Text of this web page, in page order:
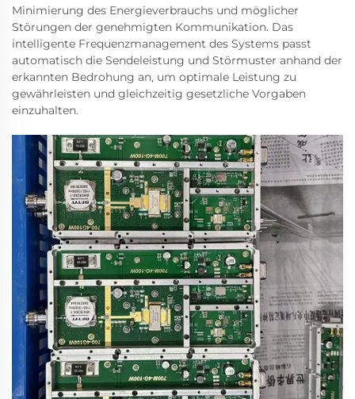
Minimierung des Energieverbrauchs und möglicher
Störungen der genehmigten Kommunikation. Das
intelligente Frequenzmanagement des Systems passt
automatisch die Sendeleistung und Störmuster anhand der
erkannten Bedrohung an, um optimale Leistung zu
gewährleisten und gleichzeitig gesetzliche Vorgaben
einzuhalten.